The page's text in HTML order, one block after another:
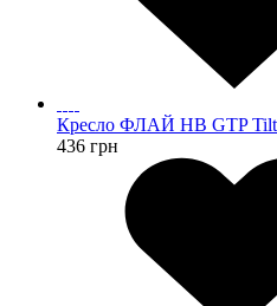
Кресло ФЛАЙ HB GTP
436 грн